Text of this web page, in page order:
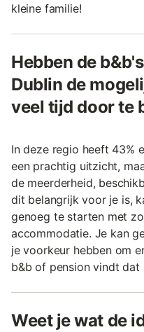
kleine familie!
Hebben de
Dublin de
veel tijd door te
In deze regio heeft 43%
een prachtig uitzicht,
de meerderheid,
dit belangrijk voor je is,
genoeg te starten met
accommodatie. Je kan
je voorkeur hebben om
b&b of pension vindt
Weet je wat de